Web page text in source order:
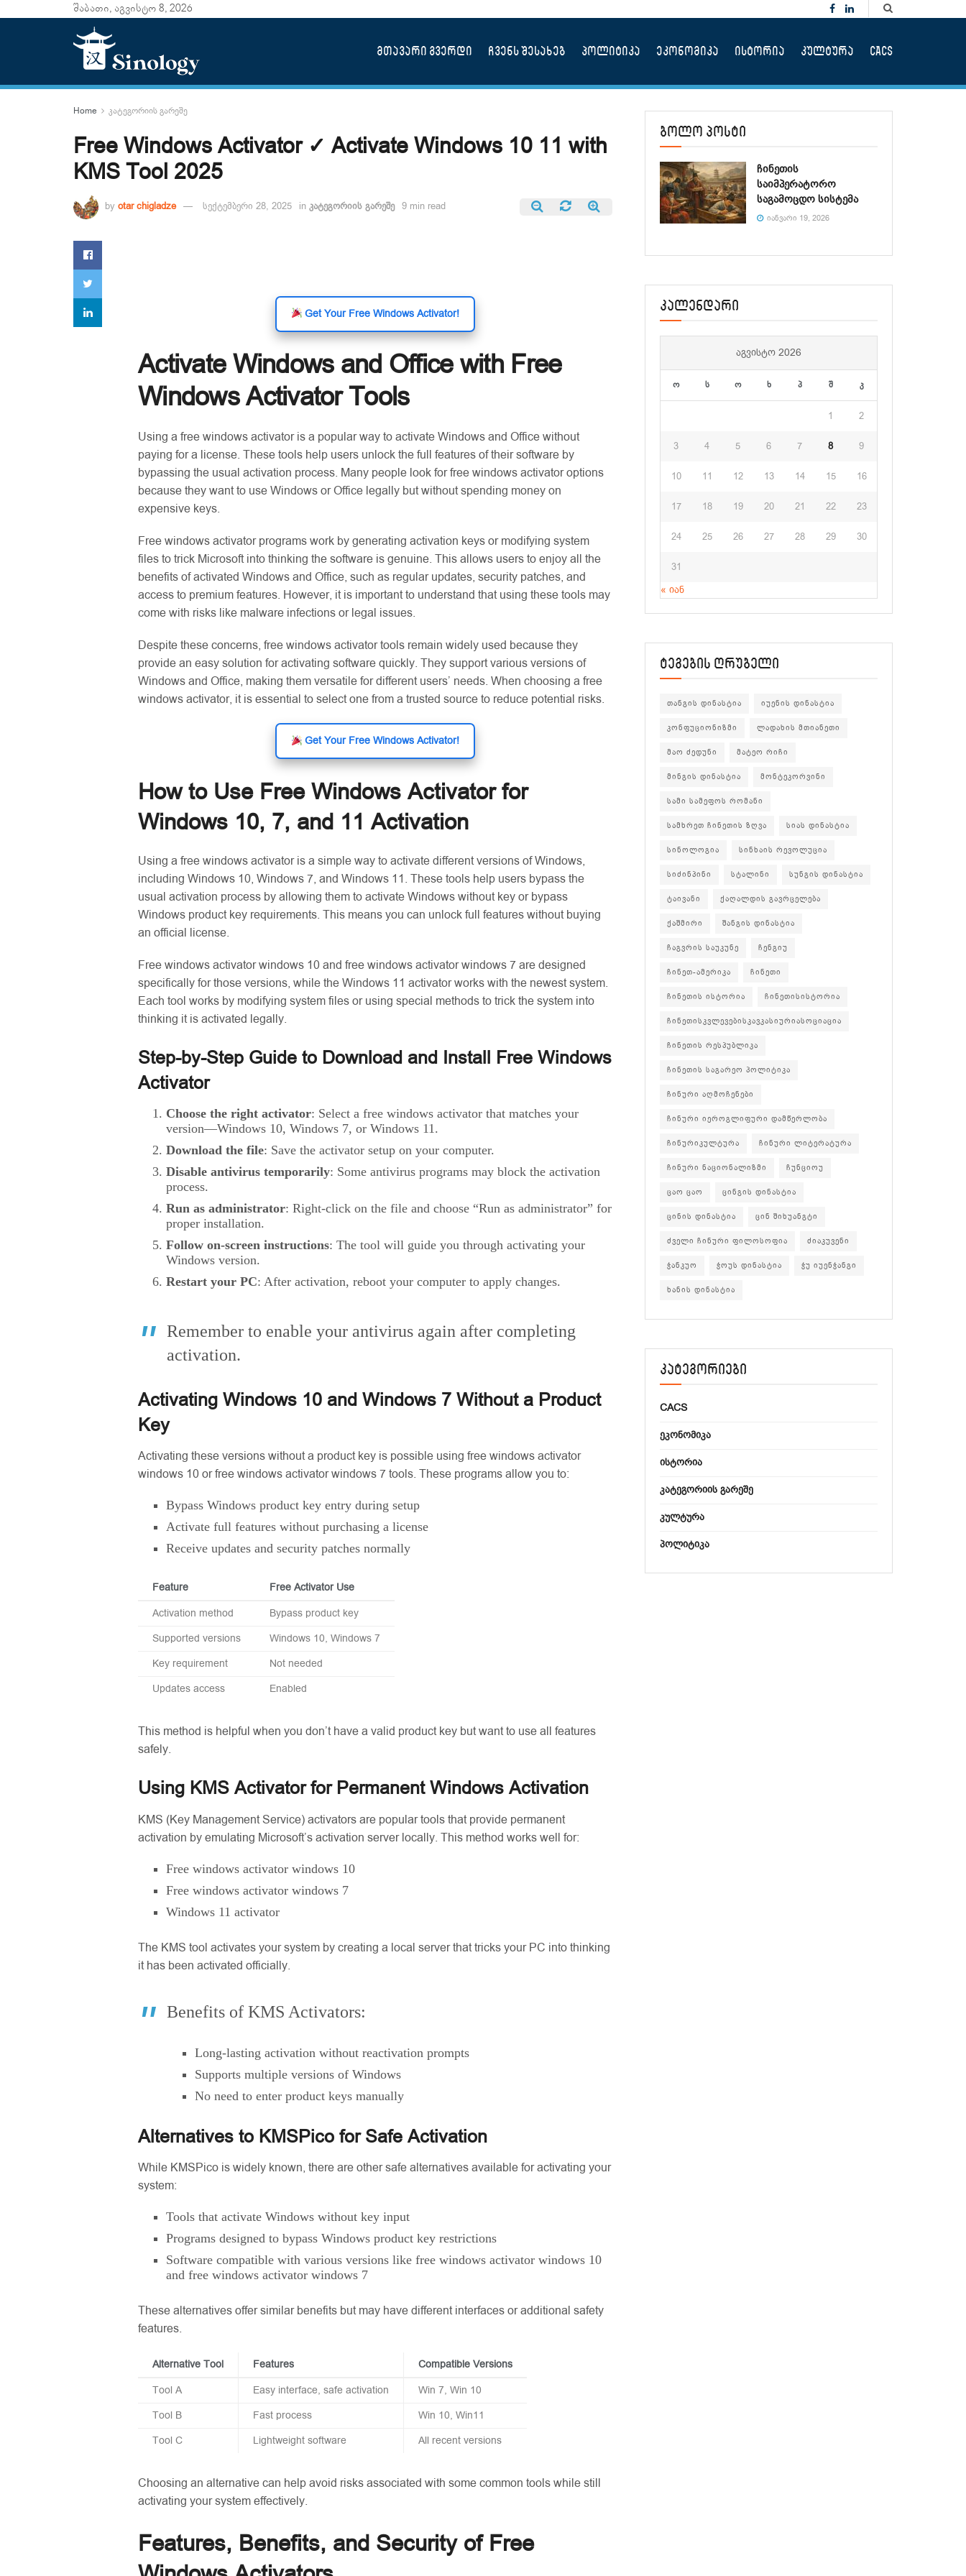
შაბათი, აგვისტო 8, 2026
მთავარი გვერდი ჩვენს შესახებ პოლიტიკა ეკონომიკა ისტორია კულტურა CACS
Home კატეგორიის გარეშე
Free Windows Activator ✓ Activate Windows 10 11 with
KMS Tool 2025
by otar chigladze სექტემბერი 28, 2025 in კატეგორიის გარეშე 9 min read
Get Your Free Windows Activator!
Activate Windows and Office with Free
Windows Activator Tools
Using a free windows activator is a popular way to activate Windows and Office without
paying for a license. These tools help users unlock the full features of their software by
bypassing the usual activation process. Many people look for free windows activator options
because they want to use Windows or Office legally but without spending money on
expensive keys.
Free windows activator programs work by generating activation keys or modifying system
files to trick Microsoft into thinking the software is genuine. This allows users to enjoy all the
benefits of activated Windows and Office, such as regular updates, security patches, and
access to premium features. However, it is important to understand that using these tools may
come with risks like malware infections or legal issues.
Despite these concerns, free windows activator tools remain widely used because they
provide an easy solution for activating software quickly. They support various versions of
Windows and Office, making them versatile for different users’ needs. When choosing a free
windows activator, it is essential to select one from a trusted source to reduce potential risks.
Get Your Free Windows Activator!
How to Use Free Windows Activator for
Windows 10, 7, and 11 Activation
Using a free windows activator is a simple way to activate different versions of Windows,
including Windows 10, Windows 7, and Windows 11. These tools help users bypass the
usual activation process by allowing them to activate Windows without key or bypass
Windows product key requirements. This means you can unlock full features without buying
an official license.
Free windows activator windows 10 and free windows activator windows 7 are designed
specifically for those versions, while the Windows 11 activator works with the newest system.
Each tool works by modifying system files or using special methods to trick the system into
thinking it is activated legally.
Step-by-Step Guide to Download and Install Free Windows
Activator
Choose the right activator: Select a free windows activator that matches your
version—Windows 10, Windows 7, or Windows 11.
Download the file: Save the activator setup on your computer.
Disable antivirus temporarily: Some antivirus programs may block the activation
process.
Run as administrator: Right-click on the file and choose “Run as administrator” for
proper installation.
Follow on-screen instructions: The tool will guide you through activating your
Windows version.
Restart your PC: After activation, reboot your computer to apply changes.
Remember to enable your antivirus again after completing
activation.
Activating Windows 10 and Windows 7 Without a Product
Key
Activating these versions without a product key is possible using free windows activator
windows 10 or free windows activator windows 7 tools. These programs allow you to:
Bypass Windows product key entry during setup
Activate full features without purchasing a license
Receive updates and security patches normally
Feature
Free Activator Use
Activation method
Bypass product key
Supported versions
Windows 10, Windows 7
Key requirement
Not needed
Updates access
Enabled
This method is helpful when you don’t have a valid product key but want to use all features
safely.
Using KMS Activator for Permanent Windows Activation
KMS (Key Management Service) activators are popular tools that provide permanent
activation by emulating Microsoft’s activation server locally. This method works well for:
Free windows activator windows 10
Free windows activator windows 7
Windows 11 activator
The KMS tool activates your system by creating a local server that tricks your PC into thinking
it has been activated officially.
Benefits of KMS Activators:
Long-lasting activation without reactivation prompts
Supports multiple versions of Windows
No need to enter product keys manually
Alternatives to KMSPico for Safe Activation
While KMSPico is widely known, there are other safe alternatives available for activating your
system:
Tools that activate Windows without key input
Programs designed to bypass Windows product key restrictions
Software compatible with various versions like free windows activator windows 10
and free windows activator windows 7
These alternatives offer similar benefits but may have different interfaces or additional safety
features.
Alternative Tool Features
Compatible Versions
Tool A
Easy interface, safe activation
Win 7, Win 10
Tool B
Fast process
Win 10, Win11
Tool C
Lightweight software All recent versions
Choosing an alternative can help avoid risks associated with some common tools while still
activating your system effectively.
Features, Benefits, and Security of Free
ბოლო პოსტი
ჩინეთის
საიმპერატორო
საგამოცდო სისტემა
ᲘᲐᲜᲕᲐᲠᲘ 19, 2026
კალენდარი
ᲐᲒᲕᲘᲡᲢᲝ 2026
ო ს ო ხ პ შ კ
1 2
3 4 5 6 7 8 9
10 11 12 13 14 15 16
17 18 19 20 21 22 23
24 25 26 27 28 29 30
31
« იან
ტეგების ღრუბელი
თანგის დინასტია იუენის დინასტია
კონფუციონიზმი ლადახის მთიანეთი
მაო ძედუნი მატეო რიჩი
მინგის დინასტია მონტეკორვინი
სამი სამეფოს რომანი
სამხრეთ ჩინეთის ზღვა სიას დინასტია
სინოლოგია სინხაის რევოლუცია
სიძინპინი სტალინი სუნგის დინასტია
ტაივანი ქაღალდის გავრცელება
ქაშმირი შანგის დინასტია
ჩაგვრის საუკუნე ჩენგიუ
ჩინეთ-ამერიკა ჩინეთი
ჩინეთის ისტორია ჩინეთისისტორია
ჩინეთისკვლევებისკავკასიურიასოციაცია
ჩინეთის რესპუბლიკა
ჩინეთის საგარეო პოლიტიკა
ჩინური აღმოჩენები
ჩინური იეროგლიფური დამწერლობა
ჩინურიკულტურა ჩინური ლიტერატურა
ჩინური ნაციონალიზმი ჩუნციოუ
ცაო ცაო ცინგის დინასტია
ცინის დინასტია ცინ შიხუანგტი
ძველი ჩინური ფილოსოფია ძიაკუვენი
ჭანკუო ჭოუს დინასტია ჭუ იუენჭანგი
ხანის დინასტია
კატეგორიები
CACS
ᲔᲙᲝᲜᲝᲛᲘᲙᲐ
ᲘᲡᲢᲝᲠᲘᲐ
ᲙᲐᲢᲔᲒᲝᲠᲘᲘᲡ ᲒᲐᲠᲔᲨᲔ
ᲙᲣᲚᲢᲣᲠᲐ
ᲞᲝᲚᲘᲢᲘᲙᲐ